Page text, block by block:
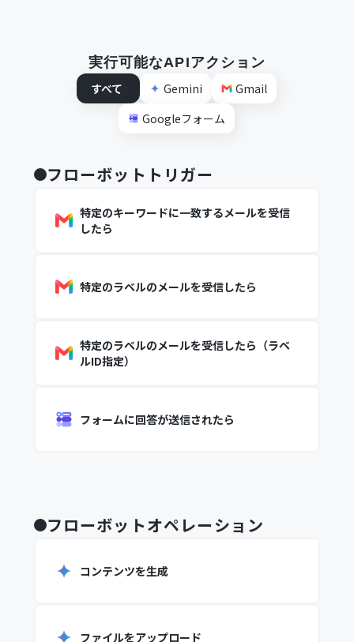
実行可能なAPIアクション
すべて
Gemini
Gmail
Googleフォーム
フローボットトリガー
特定のキーワードに一致するメールを受信
したら
特定のラベルのメールを受信したら
特定のラベルのメールを受信したら（ラベ
ルID指定）
フォームに回答が送信されたら
フローボットオペレーション
コンテンツを生成
ファイルをアップロード